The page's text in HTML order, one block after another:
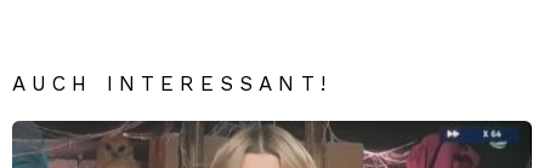
AUCH INTERESSANT!